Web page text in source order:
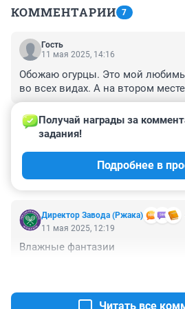
КОММЕНТАРИИ 7
Гость
11 мая 2025, 14:16
Обожаю огурцы. Это мой
во всех видах. А на втором месте
Гость
...и скорее всего, сила земли! (с)
Директор Завода (Ржака)
Получай награды за
задания!
Подробнее в
11 мая 2025, 12:19
Влажные фантазии
Читать все